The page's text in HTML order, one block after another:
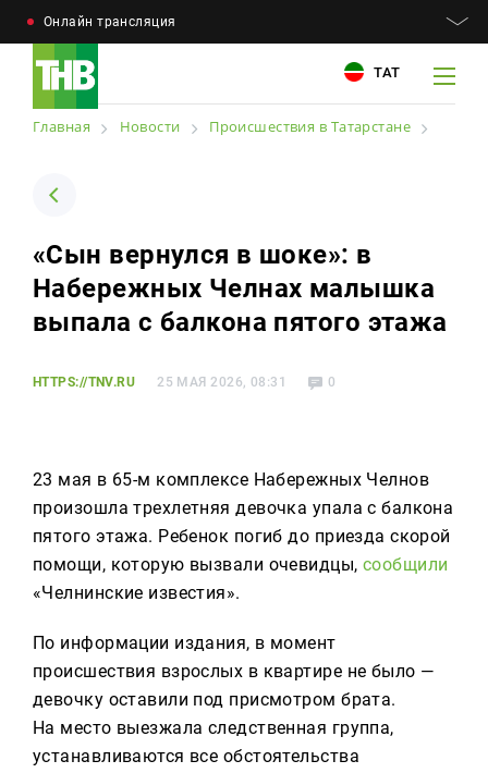
Онлайн трансляция
ТАТ
Новости
Для связи
+7 (843) 570−50−00
Для связи
+7 (843) 570−50−00
Главная Новости Происшествия в Татарстане
«Сын вернулся в шоке»: в
Набережных Челнах малышка
выпала с балкона пятого этажа
HTTPS://TNV.RU 25 МАЯ 2026, 08:31 0
23 мая в 65-м комплексе Набережных Челнов
произошла трехлетняя девочка упала с балкона
пятого этажа. Ребенок погиб до приезда скорой
помощи, которую вызвали очевидцы, сообщили
«Челнинские известия».
По информации издания, в момент
происшествия взрослых в квартире не было —
девочку оставили под присмотром брата.
На место выезжала следственная группа,
устанавливаются все обстоятельства